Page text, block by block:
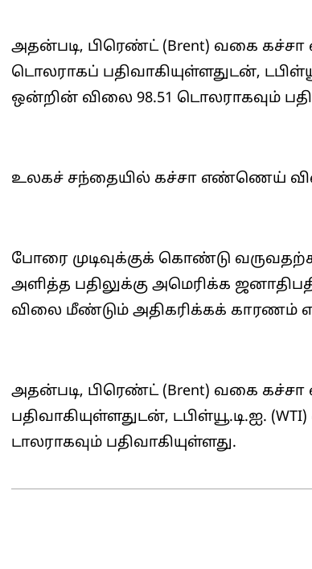
அதன்படி, பிரெண்ட் (Brent) வகை
டொலராகப் பதிவாகியுள்ளதுடன்,
ஒன்றின் விலை 98.51 டொலராகவும்
உலகச் சந்தையில் கச்சா எண்ணெய்
போரை முடிவுக்குக் கொண்டு
அளித்த பதிலுக்கு அமெரிக்க
விலை மீண்டும் அதிகரிக்கக் காரணம்
அதன்படி, பிரெண்ட் (Brent) வகை
பதிவாகியுள்ளதுடன், டபிள்யூ.டி.ஐ.
டாலராகவும் பதிவாகியுள்ளது.